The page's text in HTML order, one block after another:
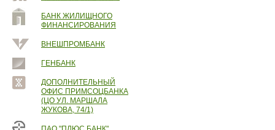
БАНК ЖИЛИЩНОГО
ФИНАНСИРОВАНИЯ
ВНЕШПРОМБАНК
ГЕНБАНК
ДОПОЛНИТЕЛЬНЫЙ
ОФИС ПРИМСОЦБАНКА
(ЦО УЛ. МАРШАЛА
ЖУКОВА, 74/1)